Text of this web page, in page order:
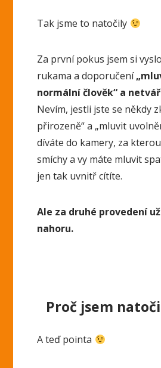
Tak jsme to natočily
Za první pokus jsem si
rukama a doporučení
normální člověk“ a
Nevím, jestli jste se někdy
přirozeně“ a „mluvit
díváte do kamery, za
smíchy a vy máte mluvit
jen tak uvnitř cítíte.
Ale za druhé provedení
nahoru.
Proč jsem
A teď pointa